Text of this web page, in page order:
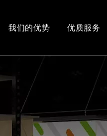
我们的优势 优质服务